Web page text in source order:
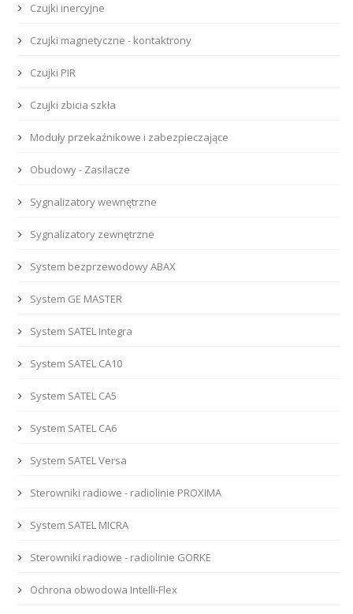
Czujki inercyjne
Czujki magnetyczne - kontaktrony
Czujki PIR
Czujki zbicia szkła
Moduły przekaźnikowe i zabezpieczające
Obudowy - Zasilacze
Sygnalizatory wewnętrzne
Sygnalizatory zewnętrzne
System bezprzewodowy ABAX
System GE MASTER
System SATEL Integra
System SATEL CA10
System SATEL CA5
System SATEL CA6
System SATEL Versa
Sterowniki radiowe - radiolinie PROXIMA
System SATEL MICRA
Sterowniki radiowe - radiolinie GORKE
Ochrona obwodowa Intelli-Flex